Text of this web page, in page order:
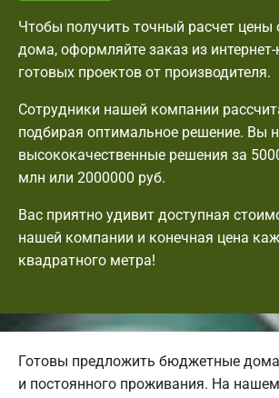
Чтобы получить точный расчет цены
дома, оформляйте заказ из интернет-
готовых проектов от производителя.
Сотрудники нашей компании
подбирая оптимальное решение. Вы
высококачественные решения за
млн или 2000000 руб.
Вас приятно удивит доступная
нашей компании и конечная цена
квадратного метра!
Готовы предложить бюджетные дома
и постоянного проживания. На